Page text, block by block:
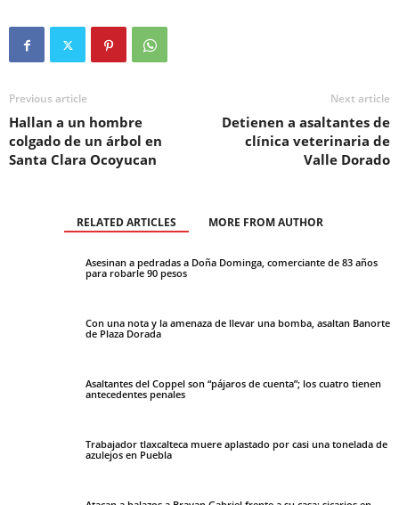
Previous article
Hallan a un hombre
colgado de un árbol en
Santa Clara Ocoyucan
Next article
Detienen a asaltantes de
clínica veterinaria de
Valle Dorado
RELATED ARTICLES MORE FROM AUTHOR
Asesinan a pedradas a Doña Dominga, comerciante de 83 años
para robarle 90 pesos
Con una nota y la amenaza de llevar una bomba, asaltan Banorte
de Plaza Dorada
Asaltantes del Coppel son “pájaros de cuenta”; los cuatro tienen
antecedentes penales
Trabajador tlaxcalteca muere aplastado por casi una tonelada de
azulejos en Puebla